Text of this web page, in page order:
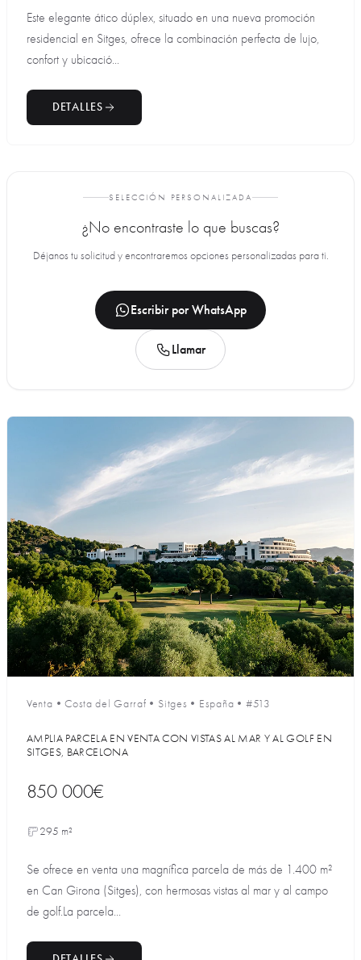
Este elegante ático dúplex, situado en una nueva promoción
residencial en Sitges, ofrece la combinación perfecta de lujo,
confort y ubicació...
DETALLES
SELECCIÓN PERSONALIZADA
¿No encontraste lo que buscas?
Déjanos tu solicitud y encontraremos opciones personalizadas para ti.
Escribir por WhatsApp
Llamar
Venta •Costa del Garraf • Sitges • España • #513
AMPLIA PARCELA EN VENTA CON VISTAS AL MAR Y AL GOLF EN
SITGES, BARCELONA
850 000€
295 m²
Se ofrece en venta una magnífica parcela de más de 1.400 m²
en Can Girona (Sitges), con hermosas vistas al mar y al campo
de golf.La parcela...